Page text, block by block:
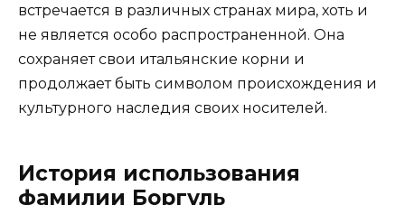
встречается в различных странах мира, хоть и
не является особо распространенной. Она
сохраняет свои итальянские корни и
продолжает быть символом происхождения и
культурного наследия своих носителей.
История использования
фамилии Боргуль